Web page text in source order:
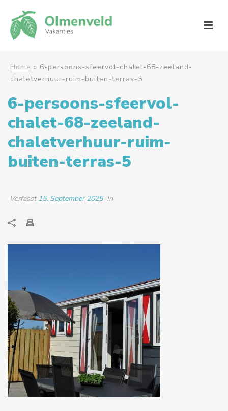
Home » 6-persoons-sfeervol-chalet-68-zeeland-
chaletverhuur-ruim-buiten-terras-5
6-persoons-sfeervol-
chalet-68-zeeland-
chaletverhuur-ruim-
buiten-terras-5
Verfasst 15. September 2025 In